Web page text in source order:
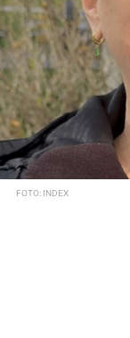
FOTO: INDEX